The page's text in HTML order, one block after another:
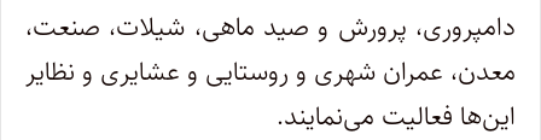
دامپروری، پرورش و صید ماهی، شیلات، صنعت،
معدن، عمران شهری و روستایی و عشایری و نظایر
این‌ها فعالیت می‌نمایند.